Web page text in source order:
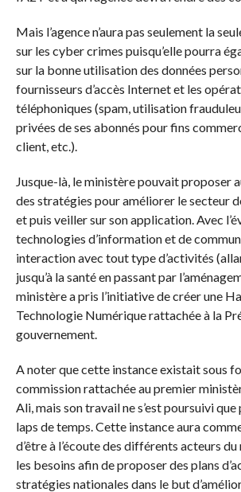
Mais l’agence n’aura pas seulement la
sur les cyber crimes puisqu’elle pourra
sur la bonne utilisation des données
fournisseurs d’accès Internet et les
téléphoniques (spam, utilisation
privées de ses abonnés pour fins
client, etc.).
Jusque-là, le ministère pouvait proposer
des stratégies pour améliorer le secteur
et puis veiller sur son application. Avec
technologies d’information et de
interaction avec tout type d’activités
jusqu’à la santé en passant par
ministère a pris l’initiative de créer une
Technologie Numérique rattachée à la
gouvernement.
A noter que cette instance existait sous
commission rattachée au premier
Ali, mais son travail ne s’est poursuivi
laps de temps. Cette instance aura
d’être à l’écoute des différents acteurs
les besoins afin de proposer des plans
stratégies nationales dans le but